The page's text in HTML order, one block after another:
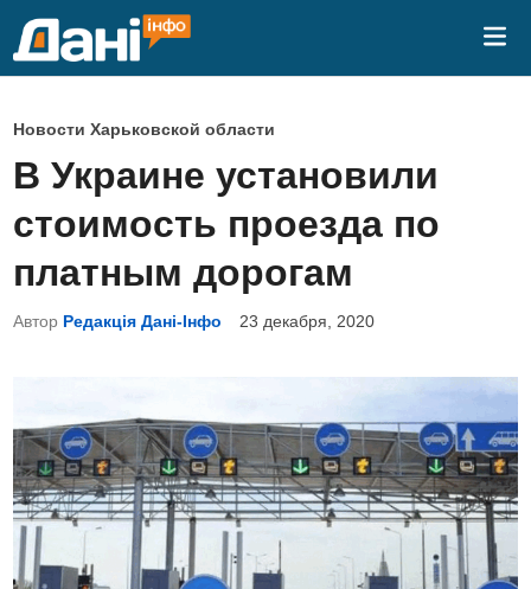
О
п
у
б
л
и
к
а
н
о
в
Новости Харьковской области
В Украине установили
стоимость проезда по
платным дорогам
Автор Редакція Дані-Інфо 23 декабря, 2020